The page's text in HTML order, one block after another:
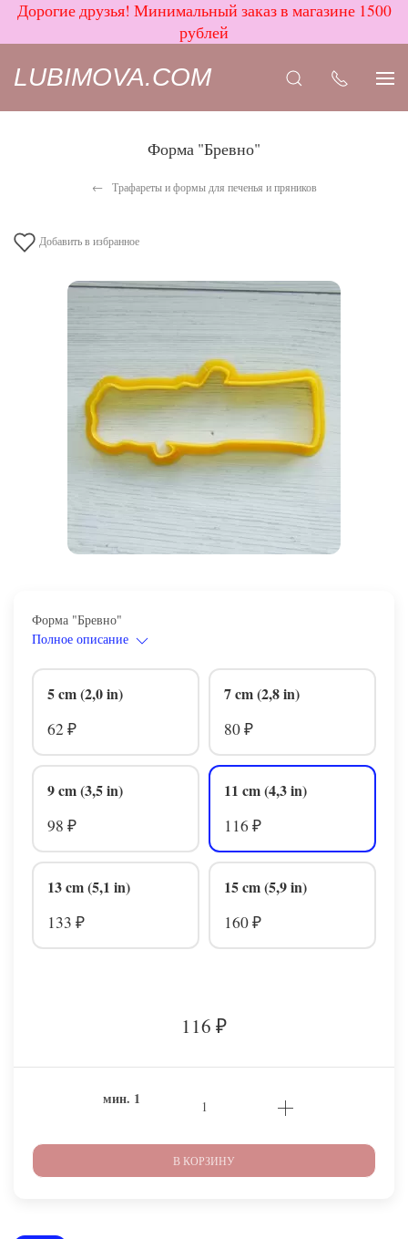
Дорогие друзья! Минимальный заказ в магазине 1500
рублей
LUBIMOVA.COM
Форма "Бревно"
Трафареты и формы для печенья и пряников
Добавить в избранное
Форма "Бревно"
Полное описание
5 cm (2,0 in)
62 ₽
7 cm (2,8 in)
80 ₽
9 cm (3,5 in)
98 ₽
11 cm (4,3 in)
116 ₽
13 cm (5,1 in)
133 ₽
15 cm (5,9 in)
160 ₽
116 ₽
мин. 1
В КОРЗИНУ